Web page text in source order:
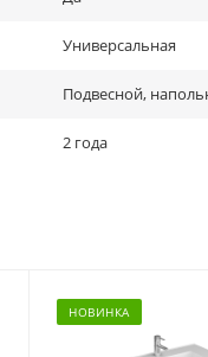
Универсальная
Подвесной,
2 года
НОВИНКА